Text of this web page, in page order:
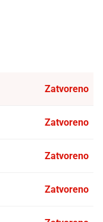
Zatvoreno
Zatvoreno
Zatvoreno
Zatvoreno